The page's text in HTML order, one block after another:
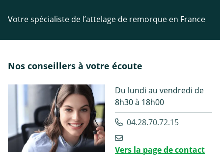
Votre spécialiste de l’attelage de remorque en France
Nos conseillers à votre écoute
Du lundi au vendredi de
8h30 à 18h00
04.28.70.72.15
Vers la page de contact